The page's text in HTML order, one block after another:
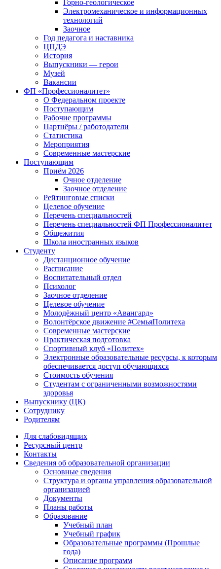
Горно-геологическое
Электромеханическое и информационных
технологий
Заочное
Год педагога и наставника
ЦПДЭ
История
Выпускники — герои
Музей
Вакансии
ФП «Профессионалитет»
О Федеральном проекте
Поступающим
Рабочие программы
Партнёры / работодатели
Статистика
Мероприятия
Современные мастерские
Поступающим
Приём 2026
Очное отделение
Заочное отделение
Рейтинговые списки
Целевое обучение
Перечень специальностей
Перечень специальностей ФП Профессионалитет
Общежития
Школа иностранных языков
Студенту
Дистанционное обучение
Расписание
Воспитательный отдел
Психолог
Заочное отделение
Целевое обучение
Молодёжный центр «Авангард»
Волонтёрское движение #СемьяПолитеха
Современные мастерские
Практическая подготовка
Спортивный клуб «Политех»
Электронные образовательные ресурсы, к которым
обеспечивается доступ обучающихся
Стоимость обучения
Студентам с ограниченными возможностями
здоровья
Выпускнику (ЦК)
Сотруднику
Родителям
Для слабовидящих
Ресурсный центр
Контакты
Сведения об образовательной организации
Основные сведения
Структура и органы управления образовательной
организацией
Документы
Планы работы
Образование
Учебный план
Учебный график
Образовательные программы (Прошлые
года)
Описание программ